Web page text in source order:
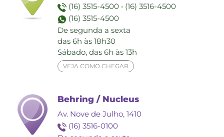
(16) 3515-4500 • (16) 3516-4500
(16) 3515-4500
De segunda a sexta
das 6h às 18h30
Sábado, das 6h às 13h
VEJA COMO CHEGAR
Behring / Nucleus
Av. Nove de Julho, 1410
(16) 3516-0100